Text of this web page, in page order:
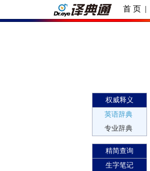
首 页 |
权威释义
英语辞典
专业辞典
精简查询
生字笔记